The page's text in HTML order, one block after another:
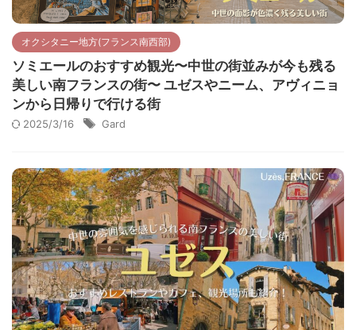
オクシタニー地方(フランス南西部)
ソミエールのおすすめ観光〜中世の街並みが今も残る
美しい南フランスの街〜 ユゼスやニーム、アヴィニョ
ンから日帰りで行ける街
2025/3/16 Gard